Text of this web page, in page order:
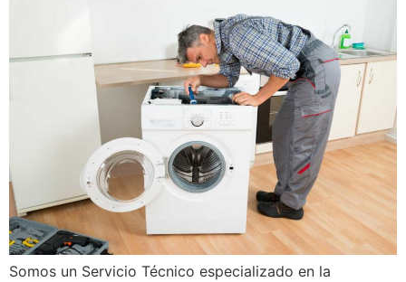
Somos un Servicio Técnico especializado en la